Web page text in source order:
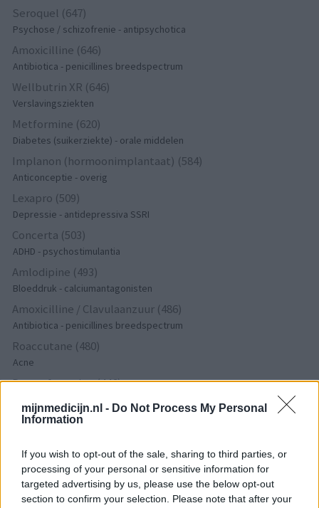
mijnmedicijn.nl - Do Not Process My Personal
Information
If you wish to opt-out of the sale, sharing to third parties, or
processing of your personal or sensitive information for
targeted advertising by us, please use the below opt-out
section to confirm your selection. Please note that after your
Seroquel (647)
Psychose / schizofrenie - antipsychotica
Amoxicilline (646)
Antibiotica - penicillines breedspectrum
Wellbutrin XR (646)
Verslavingsziekten
Metformine (620)
Diabetes (suikerziekte) - orale middelen
Implanon (hormoonimplantaat) (584)
Anticonceptie - overig
Lexapro (509)
Depressie - antidepressiva SSRI
Concerta (503)
ADHD - psychostimulantia
Amlodipine (493)
Bloeddruk - calciumantagonisten
Amoxicilline / Clavulaanzuur (486)
Antibiotica - penicillines breedspectrum
Roaccutane (480)
Acne
Dexamfetamine (446)
Euthyrox (436)
De reviews op deze pagina zijn door de gebruikers
gegenereerd en vervolgens gelezen en aangepast alvorens